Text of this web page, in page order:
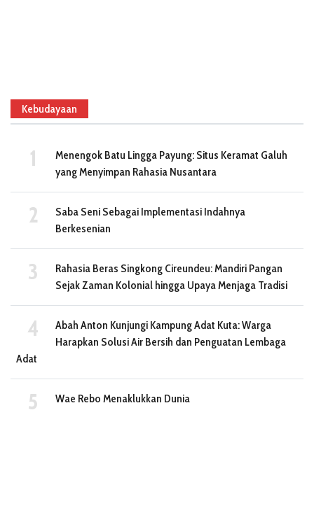
Kebudayaan
Menengok Batu Lingga Payung: Situs Keramat Galuh
yang Menyimpan Rahasia Nusantara
Saba Seni Sebagai Implementasi Indahnya
Berkesenian
Rahasia Beras Singkong Cireundeu: Mandiri Pangan
Sejak Zaman Kolonial hingga Upaya Menjaga Tradisi
Abah Anton Kunjungi Kampung Adat Kuta: Warga
Harapkan Solusi Air Bersih dan Penguatan Lembaga
Adat
Wae Rebo Menaklukkan Dunia